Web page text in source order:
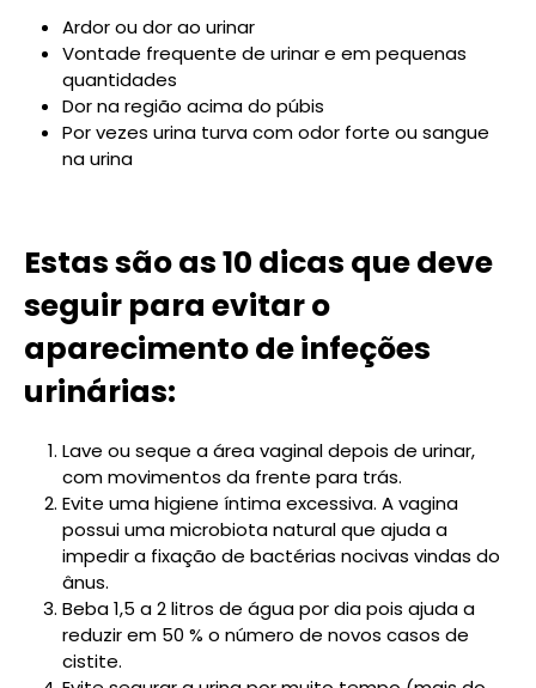
Ardor ou dor ao urinar
Vontade frequente de urinar e em pequenas
quantidades
Dor na região acima do púbis
Por vezes urina turva com odor forte ou sangue
na urina
Estas são as 10 dicas que deve
seguir para evitar o
aparecimento de infeções
urinárias:
Lave ou seque a área vaginal depois de urinar,
com movimentos da frente para trás.
Evite uma higiene íntima excessiva. A vagina
possui uma microbiota natural que ajuda a
impedir a fixação de bactérias nocivas vindas do
ânus.
Beba 1,5 a 2 litros de água por dia pois ajuda a
reduzir em 50 % o número de novos casos de
cistite.